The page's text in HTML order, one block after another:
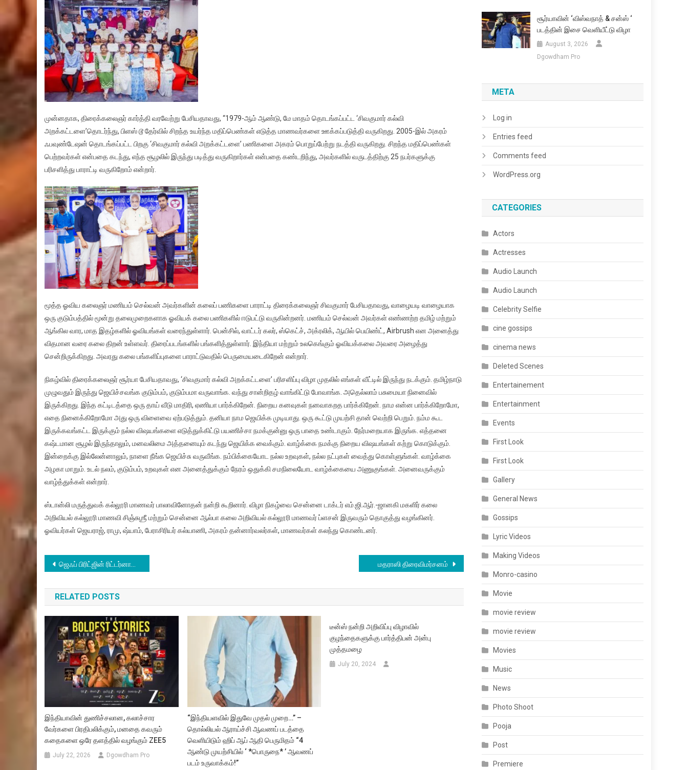
முன்னதாக, திரைக்கலைஞர் கார்த்தி வரவேற்று பேசியதாவது, “1979-ஆம் ஆண்டு, மே மாதம் தொடங்கப்பட்ட ‘சிவகுமார் கல்வி
அறக்கட்டளை’தொடர்ந்து, பிளஸ் டூ தேர்வில் சிறந்த உயர்ந்த மதிப்பெண்கள் எடுத்த மாணவர்களை ஊக்கப்படுத்தி வருகிறது. 2005-இல் அகரம்
ஃபவுண்டேஷன் தொடங்கப்பட்ட பிறகு ‘சிவகுமார் கல்வி அறக்கட்டளை’ பணிகளை அகரம் பொறுப்பேற்று நடத்தி வருகிறது. சிறந்த மதிப்பெண்கள்
பெற்றவர்கள் என்பதை கடந்து, எந்த சூழலில் இருந்து படித்து வருகிறார்கள் என்பதை கண்டறிந்து, அவர்களில் வருடத்திற்கு 25 நபர்களுக்கு
பரிசளித்து பாராட்டி வருகிறோம் என்றார்.
மூத்த ஓவிய கலைஞர் மணியம் செல்வன் அவர்களின் கலைப் பணிகளை பாராட்டி திரைக்கலைஞர் சிவகுமார் பேசியதாவது, வாழையடி வாழையாக
ஒரு குடும்பத்தில் மூன்று தலைமுறைகளாக ஓவியக் கலை பணிகளில் ஈடுபட்டு வருகின்றனர். மணியம் செல்வன் அவர்கள் எண்ணற்ற தமிழ் மற்றும்
ஆங்கில வார, மாத இதழ்களில் ஓவியங்கள் வரைந்துள்ளார். பென்சில், வாட்டர் கலர், ஸ்கெட்ச், அக்ரலிக், ஆயில் பெயிண்ட், Airbrush என அனைத்து
விதமான வரை கலை திறன் உள்ளவர். திரைப்படங்களில் பங்களித்துள்ளார். இந்தியா மற்றும் உலகெங்கும் ஓவியக்கலை அவரை அழைத்து
சென்றிருக்கிறது. அவரது கலை பங்களிப்புகளை பாராட்டுவதில் பெருமையடைகிறேன் என்றார்.
நிகழ்வில் திரைக்கலைஞர் சூர்யா பேசியதாவது, ‘சிவகுமார் கல்வி அறக்கட்டளை’ பரிசளிப்பு விழா முதலில் எங்கள் வீட்டில் இருந்து நடக்கும். தமிழ்நாடு
முழுவதும் இருந்து ஜெயிச்சவங்க குடும்பம், குடும்பமா வருவாங்க. வந்து சான்றிதழ் வாங்கிட்டு போவாங்க. அதெல்லாம் பசுமையா நினைவில்
இருக்கிறது. இந்த கட்டிடத்தை ஒரு தாய் வீடு மாதிரி, ஏணியா பார்க்கிறேன். நிறைய கனவுகள் நனவாகறத பார்க்கிறேன். நாம என்ன பார்க்கிறோமோ,
எதை நினைக்கிறோமோ அது ஒரு விளைவை ஏற்படுத்தும். தனியா நாம ஜெயிக்க முடியாது. ஒரு கூட்டு முயற்சி தான் வெற்றி பெறும். நம்ம கூட
இருக்கவங்கட்ட இருக்கும் நல்ல விஷயங்களை எடுத்துக்கிட்டு பயணிச்சா நமக்குன்னு ஒரு பாதை உண்டாகும். நேர்மறையாக இருங்க. எத்தனை
கஷ்டமான சூழல் இருந்தாலும், மனவலிமை அத்தனையும் கடந்து ஜெயிக்க வைக்கும். வாழ்க்கை நமக்கு நிறைய விஷயங்கள் கற்று கொடுக்கும்.
இன்றைக்கு இல்லேன்னாலும், நாளை நீங்க ஜெயிச்சு வருவீங்க. நம்பிக்கையோட நல்ல உறவுகள், நல்ல நட்புகள் வைத்து கொள்ளுங்கள். வாழ்க்கை
அழகா மாறும். உடல் நலம், குடும்பம், உறவுகள் என அனைத்துக்கும் நேரம் ஒதுக்கி சமநிலையோட வாழ்க்கையை அணுகுங்கள். அனைவருக்கும்
வாழ்த்துக்கள் என்றார்.
ஸ்டான்லி மருத்துவக் கல்லூரி மாணவர் பாலாவினோதன் நன்றி கூறினார். விழா நிகழ்வை சென்னை டாக்டர் எம்.ஜி.ஆர்.-ஜானகி மகளிர் கலை
அறிவியல் கல்லூரி மாணவி சிஞ்சுஶ்ரீ மற்றும் சென்னை ஆல்பா கலை அறிவியல் கல்லூரி மாணவர் ப்ளசன் இருவரும் தொகுத்து வழங்கினர்.
ஓவியர்கள் ஜெயராஜ், ராமு, ஷ்யாம், பேராசிரியர் கல்யாணி, அகரம் தன்னார்வலர்கள், மாணவர்கள் கலந்து கொண்டனர்.
Post
navigation
ஜெஃப் பிரிட்ஜின் ரிட்டர்னான ‘டிரான்: ஏரஸ்’ படத்தின் புதிய போஸ்டர் மற்றும் டிரெய்லரை டிஸ்னி வெளியிட்டுள்ளது மதராஸி திரைவிமர்சனம்
RELATED POSTS
இந்தியாவின் துணிச்சலான, கலாச்சார
வேர்களை பிரதிபலிக்கும், மனதை கவரும்
கதைகளை ஒரே தளத்தில் வழங்கும் ZEE5
July 22, 2026 Dgowdham Pro
“இந்தியளவில் இதுவே முதல் முறை…” –
தொல்லியல் ஆராய்ச்சி ஆவணப் படத்தை
வெளியிடும் ஹிப் ஆப் ஆதி பெருமிதம் “4
ஆண்டு முயற்சியில் ‘ *பொருநை* ’ ஆவணப்
படம் உருவாக்கம்!”
டீன்ஸ் நன்றி அறிவிப்பு விழாவில்
குழந்தைகளுக்கு பார்த்திபன் அன்பு
முத்தமழை
July 20, 2024
சூர்யாவின் ‘விஸ்வநாத் & சன்ஸ் ‘
படத்தின் இசை வெளியீட்டு விழா
August 3, 2026
Dgowdham Pro
META
Log in
Entries feed
Comments feed
WordPress.org
CATEGORIES
Actors
Actresses
Audio Launch
Audio Launch
Celebrity Selfie
cine gossips
cinema news
Deleted Scenes
Entertainement
Entertainment
Events
First Look
First Look
Gallery
General News
Gossips
Lyric Videos
Making Videos
Monro-casino
Movie
movie review
movie review
Movies
Music
News
Photo Shoot
Pooja
Post
Premiere